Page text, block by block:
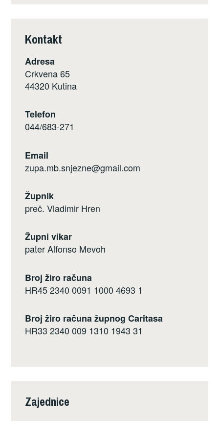
Kontakt
Adresa
Crkvena 65
44320 Kutina
Telefon
044/683-271
Email
zupa.mb.snjezne@gmail.com
Župnik
preč. Vladimir Hren
Župni vikar
pater Alfonso Mevoh
Broj žiro računa
HR45 2340 0091 1000 4693 1
Broj žiro računa župnog Caritasa
HR33 2340 009 1310 1943 31
Zajednice